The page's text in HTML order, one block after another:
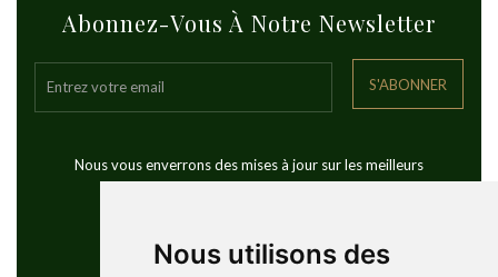
Nous utilisons des
Abonnez-Vous À Notre Newsletter
S'ABONNER
Nous vous enverrons des mises à jour sur les meilleurs